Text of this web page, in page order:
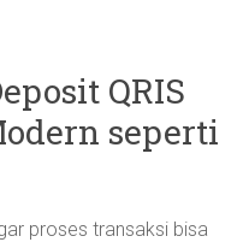
QRIS
seperti
proses transaksi bisa